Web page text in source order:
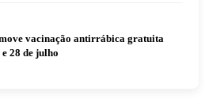
vacinação antirrábica gratuita
e 28 de julho